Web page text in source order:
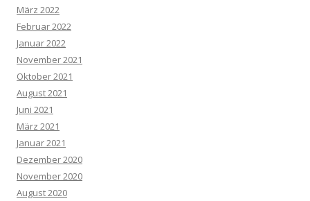
März 2022
Februar 2022
Januar 2022
November 2021
Oktober 2021
August 2021
Juni 2021
März 2021
Januar 2021
Dezember 2020
November 2020
August 2020